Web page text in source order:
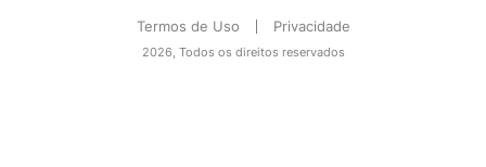
Termos de Uso Privacidade
2026, Todos os direitos reservados